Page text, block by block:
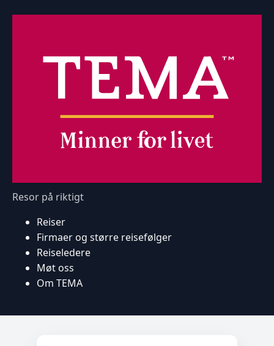
Resor på riktigt
Reiser
Firmaer og større reisefølger
Reiseledere
Møt oss
Om TEMA